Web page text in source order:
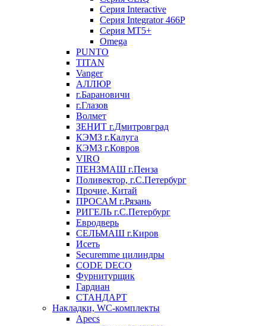
Серия Interactive
Серия Integrator 466P
Серия MT5+
Omega
PUNTO
TITAN
Vanger
АЛЛЮР
г.Барановичи
г.Глазов
Волмет
ЗЕНИТ г.Дмитровград
КЭМЗ г.Калуга
КЭМЗ г.Ковров
VIRO
ПЕНЗМАШ г.Пенза
Поливектор, г.С.Петербург
Прочие, Китай
ПРОСАМ г.Рязань
РИГЕЛЬ г.С.Петербург
Евродверь
СЕЛЬМАШ г.Киров
Исеть
Securemme цилиндры
CODE DECO
Фурнитурщик
Гардиан
СТАНДАРТ
Накладки, WC-комплекты
Apecs